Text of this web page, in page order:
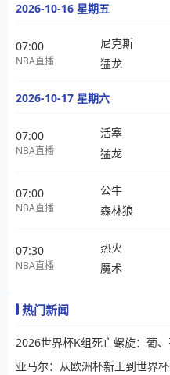
2026-10-16 星期五
07:00
NBA直播
尼克斯
猛龙
2026-10-17 星期六
07:00
NBA直播
活塞
猛龙
07:00
NBA直播
公牛
森林狼
07:30
NBA直播
热火
魔术
热门新闻
2026世界杯K组死亡螺旋：葡
亚马尔：从欧洲杯新王到世界